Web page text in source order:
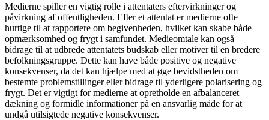
Medierne spiller en vigtig rolle i attentaters eftervirkninger og
påvirkning af offentligheden. Efter et attentat er medierne ofte
hurtige til at rapportere om begivenheden, hvilket kan skabe både
opmærksomhed og frygt i samfundet. Medieomtale kan også
bidrage til at udbrede attentatets budskab eller motiver til en bredere
befolkningsgruppe. Dette kan have både positive og negative
konsekvenser, da det kan hjælpe med at øge bevidstheden om
bestemte problemstillinger eller bidrage til yderligere polarisering og
frygt. Det er vigtigt for medierne at opretholde en afbalanceret
dækning og formidle informationer på en ansvarlig måde for at
undgå utilsigtede negative konsekvenser.